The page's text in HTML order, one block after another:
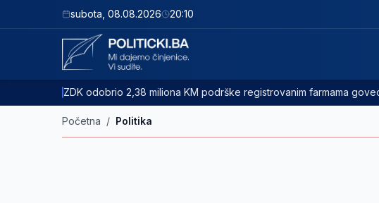
subota 08.08.2026 20:10
ZDK odobrio 2,38 miliona KM podrške registrovanim farmama
Početna / Politika